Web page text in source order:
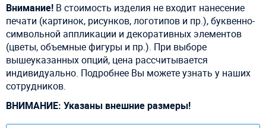
Внимание! В стоимость изделия не входит нанесение
печати (картинок, рисунков, логотипов и пр.), буквенно-
символьной аппликации и декоративных элементов
(цветы, объемные фигуры и пр.). При выборе
вышеуказанных опций, цена рассчитывается
индивидуально. Подробнее Вы можете узнать у наших
сотрудников.
ВНИМАНИЕ: Указаны внешние размеры!